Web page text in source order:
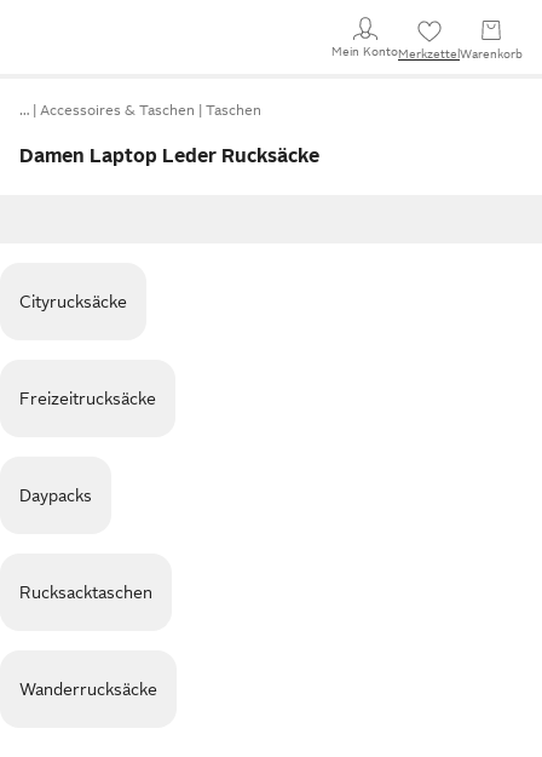
Mein KontoMerkzettel Warenkorb
… Accessoires & Taschen Taschen
Damen Laptop Leder Rucksäcke
Cityrucksäcke
Freizeitrucksäcke
Daypacks
Rucksacktaschen
Wanderrucksäcke